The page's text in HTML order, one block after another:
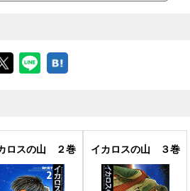
ロスの山 ２巻 イカロスの山 ３巻